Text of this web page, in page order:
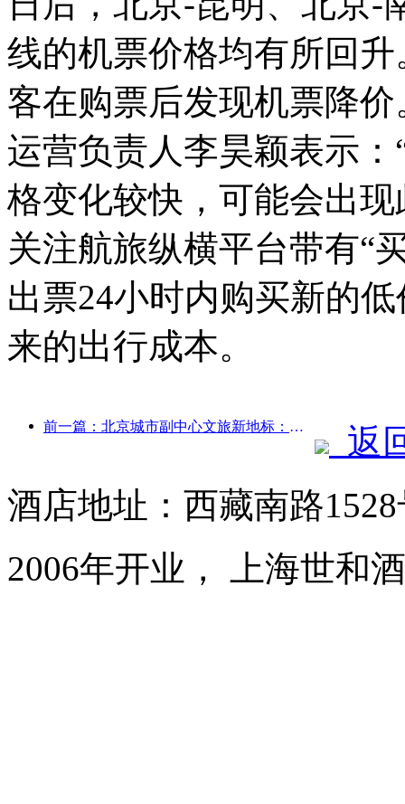
线的机票价格均有所回
客在购票后发现机票降
运营负责人李昊颖表示
格变化较快，可能会出
关注航旅纵横平台带有“
出票24小时内购买新的
来的出行成本。
前一篇：北京城市副中心文旅新地标：顶点公园将于今年正式亮相
返
酒店地址：西藏南路
2006年开业， 上海世